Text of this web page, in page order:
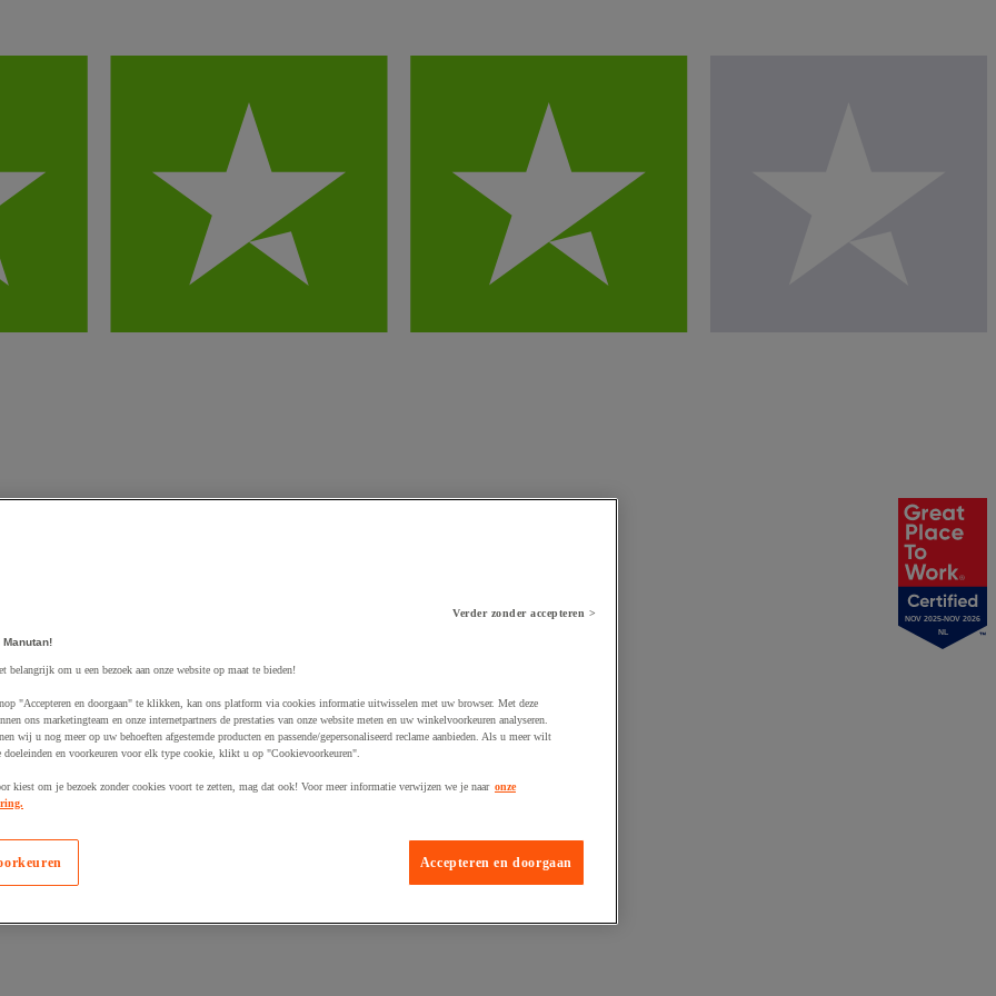
NOV 2025-NOV 2026
NL
Verder zonder accepteren >
belangrijk om u een bezoek aan onze website op maat te bieden!
"Accepteren en doorgaan" te klikken, kan ons platform via cookies informatie uitwisselen met uw browser. Met deze
ons marketingteam en onze internetpartners de prestaties van onze website meten en uw winkelvoorkeuren analyseren.
wij u nog meer op uw behoeften afgestemde producten en passende/gepersonaliseerd reclame aanbieden. Als u meer wilt
doeleinden en voorkeuren voor elk type cookie, klikt u op "Cookievoorkeuren".
kiest om je bezoek zonder cookies voort te zetten, mag dat ook! Voor meer informatie verwijzen we je naar onze
Accepteren en doorgaan